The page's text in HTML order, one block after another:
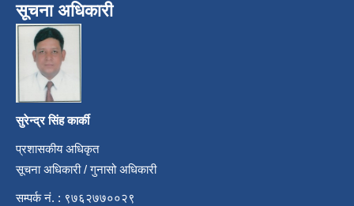
सूचना अधिकारी
सुरेन्द्र सिंह कार्की
प्रशासकीय अधिकृत
सूचना अधिकारी / गुनासो अधिकारी
सम्पर्क नं. : ९७६२७७००२९